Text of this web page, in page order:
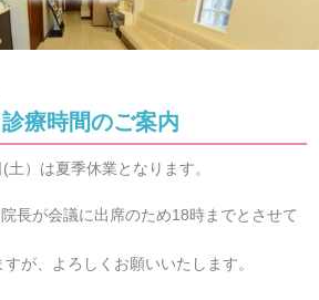
療時間のご案内
）は夏季休業となります。
長が会議に出席のため18時までとさせて
が、よろしくお願いいたします。